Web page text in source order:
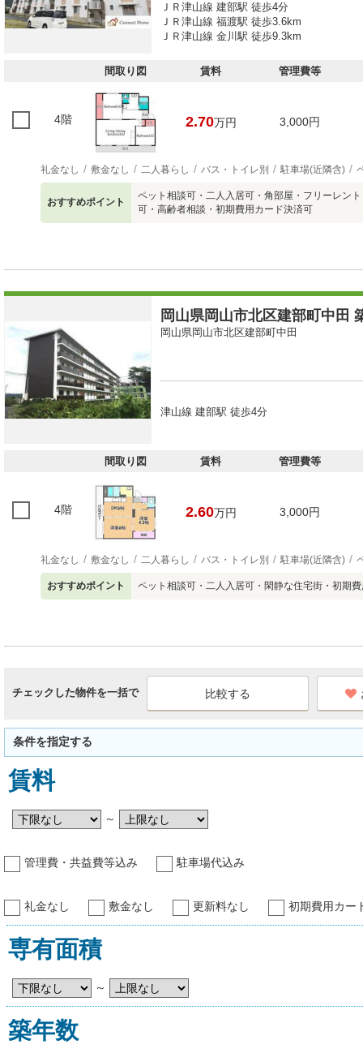
ＪＲ津山線 建部駅 徒歩4分
ＪＲ津山線 福渡駅 徒歩3.6km
ＪＲ津山線 金川駅 徒歩9.3km
間取り図 賃料 管理費等
4階 2.70万円 3,000円
礼金なし 敷金なし 二人暮らし バス・トイレ別 駐車場(近隣含)
おすすめポイント
ペット相談可・二人入居可・角部屋・フリーレン
可・高齢者相談・初期費用カード決済可
岡山県岡山市北区建部町中田
岡山県岡山市北区建部町中田
津山線 建部駅 徒歩4分
間取り図 賃料 管理費等
4階 2.60万円 3,000円
礼金なし 敷金なし 二人暮らし バス・トイレ別 駐車場(近隣含)
おすすめポイント ペット相談可・二人入居可・閑静な住宅街・初期
チェックした物件を一括で
条件を指定する
賃料
～
管理費・共益費等込み 駐車場代込み
礼金なし 敷金なし 更新料なし 初期費用カー
専有面積
～
築年数